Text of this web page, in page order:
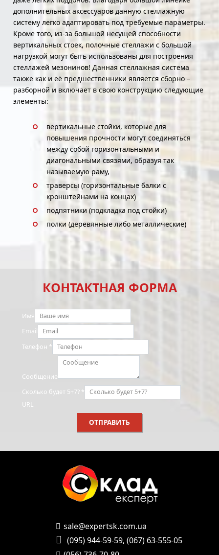
дополнительных аксессуаров данную стеллажную
систему легко адаптировать под требуемые параметры.
Кроме того, из-за большой несущей способности
вертикальных стоек, полочные стеллажи с большой
нагрузкой могут быть использованы для построения
стеллажей мезонинов! Данная стеллажная система
также как и её предшественники является сборно –
разборной и включает в свою конструкцию следующие
элементы:
вертикальные стойки, которые для
повышения прочности могут соединяться
между собой горизонтальными и
диагональными связями, образуя так
называемую раму,
траверсы (горизонтальные балки с
кронштейнами на концах)
подпятники (подкладка под стойки)
полки (деревянные либо металлические)
КОНТАКТНАЯ ФОРМА
Имя
Email
Телефон *
Сообщение
Сколько будет 5+7? *
URL
ОТПРАВИТЬ
sale@expertsk.com.ua
(095) 944-59-59, (067) 63-555-05